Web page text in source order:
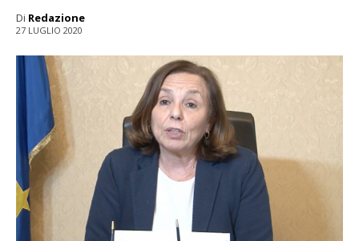
Di Redazione
27 LUGLIO 2020